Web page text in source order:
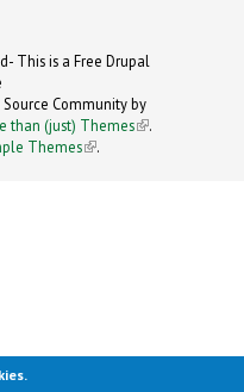
This is a Free Drupal
Community by
than (just) Themes (link is
.
Themes
(link is
.